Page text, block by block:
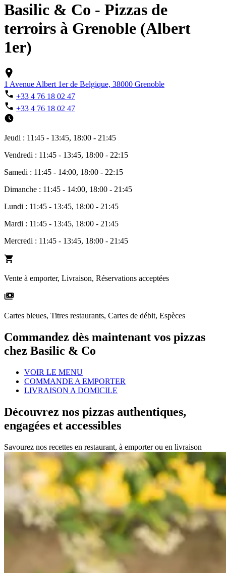
Basilic & Co - Pizzas de
terroirs à Grenoble (Albert
1er)
1 Avenue Albert 1er de Belgique, 38000 Grenoble
+33 4 76 18 02 47
+33 4 76 18 02 47
Jeudi : 11:45 - 13:45, 18:00 - 21:45
Vendredi : 11:45 - 13:45, 18:00 - 22:15
Samedi : 11:45 - 14:00, 18:00 - 22:15
Dimanche : 11:45 - 14:00, 18:00 - 21:45
Lundi : 11:45 - 13:45, 18:00 - 21:45
Mardi : 11:45 - 13:45, 18:00 - 21:45
Mercredi : 11:45 - 13:45, 18:00 - 21:45
Vente à emporter, Livraison, Réservations acceptées
Cartes bleues, Titres restaurants, Cartes de débit, Espèces
Commandez dès maintenant vos pizzas
chez Basilic & Co
VOIR LE MENU
COMMANDE A EMPORTER
LIVRAISON A DOMICILE
Découvrez nos pizzas authentiques,
engagées et accessibles
Savourez nos recettes en restaurant, à emporter ou en livraison